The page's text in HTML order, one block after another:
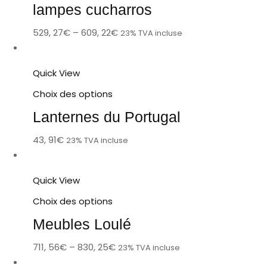
lampes cucharros
529, 27€ – 609, 22€ 23% TVA incluse
Quick View
Choix des options
Lanternes du Portugal
43, 91€ 23% TVA incluse
Quick View
Choix des options
Meubles Loulé
711, 56€ – 830, 25€ 23% TVA incluse